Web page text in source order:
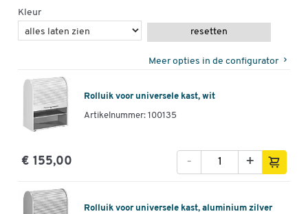
Kleur
resetten
Meer opties in de configurator
Rolluik voor universele kast, wit
Artikelnummer: 100135
€ 155,00 +
-
Rolluik voor universele kast, aluminium zilver